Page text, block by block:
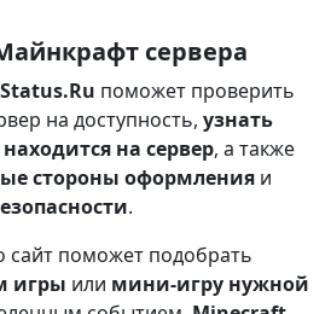
сервера
поможет проверить
на доступность, узнать
на сервер, а также
стороны оформления и
.
сайт поможет подобрать
игры или мини-игру нужной